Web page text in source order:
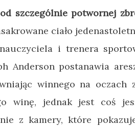
szczególnie potwornej
ciało
i trenera
Anderson postanawia
winnego na oczach
winę, jednak jest coś
z kamery, które